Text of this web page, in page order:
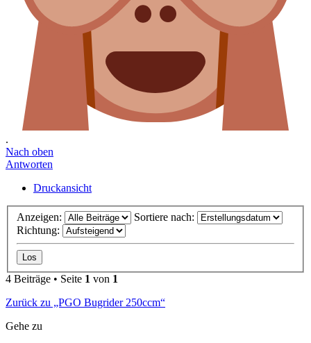
.
Nach oben
Antworten
Druckansicht
Anzeigen:
Sortiere nach:
Richtung:
4 Beiträge • Seite 1 von 1
Zurück zu „PGO Bugrider 250ccm“
Gehe zu